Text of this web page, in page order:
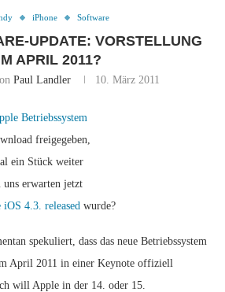
iPhone Software
UPDATE: VORSTELLUNG
APRIL 2011?
Paul Landler 10. März 2011
Betriebssystem
freigegeben,
ein Stück weiter
erwarten jetzt
4.3. released wurde?
spekuliert, dass das neue Betriebssystem
April 2011 in einer Keynote offiziell
will Apple in der 14. oder 15.